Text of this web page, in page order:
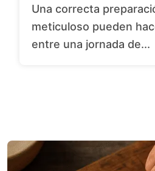
Una correcta preparación y un cuidado
meticuloso pueden
entre una jornada de...